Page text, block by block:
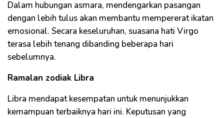
Dalam hubungan asmara, mendengarkan pasangan
dengan lebih tulus akan membantu mempererat ikatan
emosional. Secara keseluruhan, suasana hati Virgo
terasa lebih tenang dibanding beberapa hari
sebelumnya.
Ramalan zodiak Libra
Libra mendapat kesempatan untuk menunjukkan
kemampuan terbaiknya hari ini. Keputusan yang